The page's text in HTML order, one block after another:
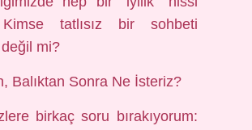
Kimse tatlısız bir sohbeti
mi?
Balıktan Sonra Ne İsteriz?
birkaç soru bırakıyorum: